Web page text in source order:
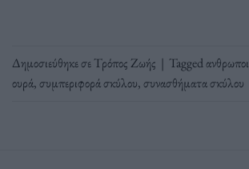
Δημοσιεύθηκε σεΤρόπος Ζωής | Taggedανθρωποι
ουρά,συμπεριφορά σκύλου,συνασθήματα σκύλου